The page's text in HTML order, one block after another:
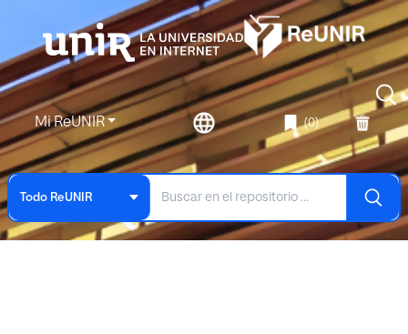
Mi ReUNIR (0)
Todo ReUNIR